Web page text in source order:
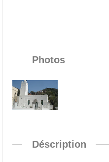
Photos
Déscription